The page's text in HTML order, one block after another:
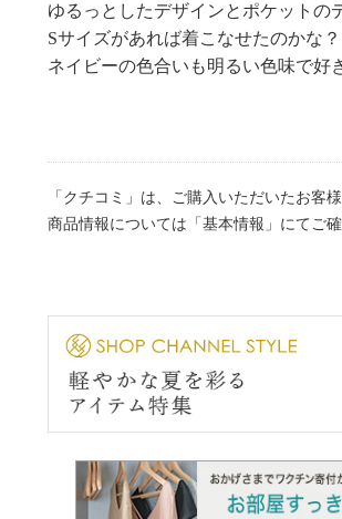
ゆるっとしたデザインとポケットの
Sサイズがあれば着こなせたのかな？
ネイビーの色合いも明るい色味で好
「クチコミ」は、ご購入いただいたお客
商品情報については「基本情報」にてご